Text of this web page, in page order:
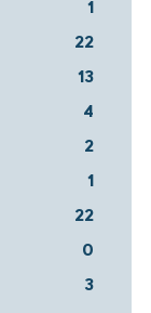
1
22
13
4
2
1
22
0
3